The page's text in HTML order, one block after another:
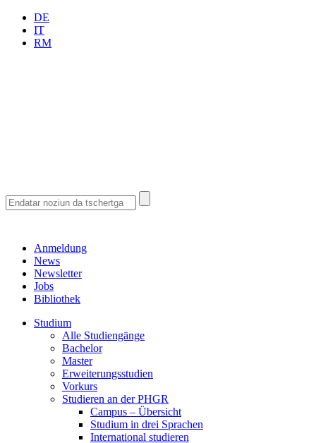
DE
IT
RM
Anmeldung
News
Newsletter
Jobs
Bibliothek
Studium
Alle Studiengänge
Bachelor
Master
Erweiterungsstudien
Vorkurs
Studieren an der PHGR
Campus – Übersicht
Studium in drei Sprachen
International studieren